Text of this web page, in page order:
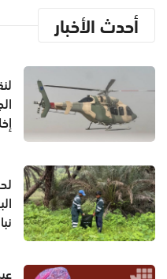
أحدث الأخبار